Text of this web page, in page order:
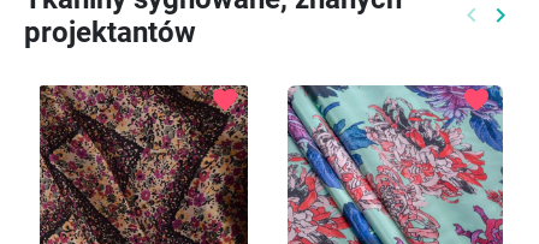
projektantów
keyboard_arrow_left keyboard_arrow_right
favorite favorite